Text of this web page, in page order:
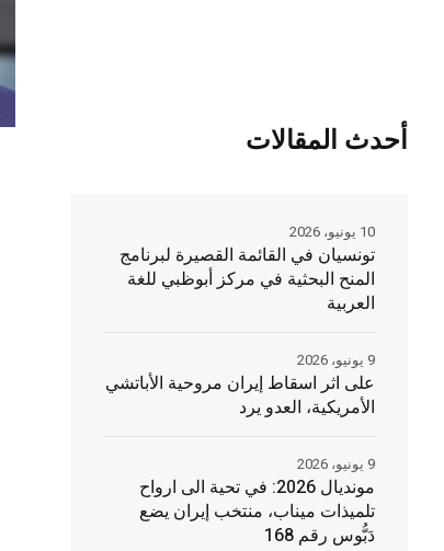
أحدث المقالات
تونسيان في القائمة القصيرة لبرنامج
المنح البحثية في مركز أبوظبي للغة
العربية
10 يونيو، 2026
على اثر اسقاط إيران مروحية الأباتشي
الأمريكية، العدو يرد
9 يونيو، 2026
مونديال 2026: في تحية الى ارواح
تلميذات ميناب، منتخب إيران يضع
دَبُّوس رقم 168
9 يونيو، 2026